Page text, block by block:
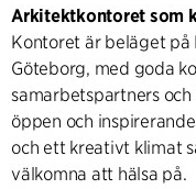
Arkitektkontoret som
Kontoret är beläget på
Göteborg, med goda
samarbetspartners
öppen och
och ett kreativt klimat
välkomna att hälsa på.